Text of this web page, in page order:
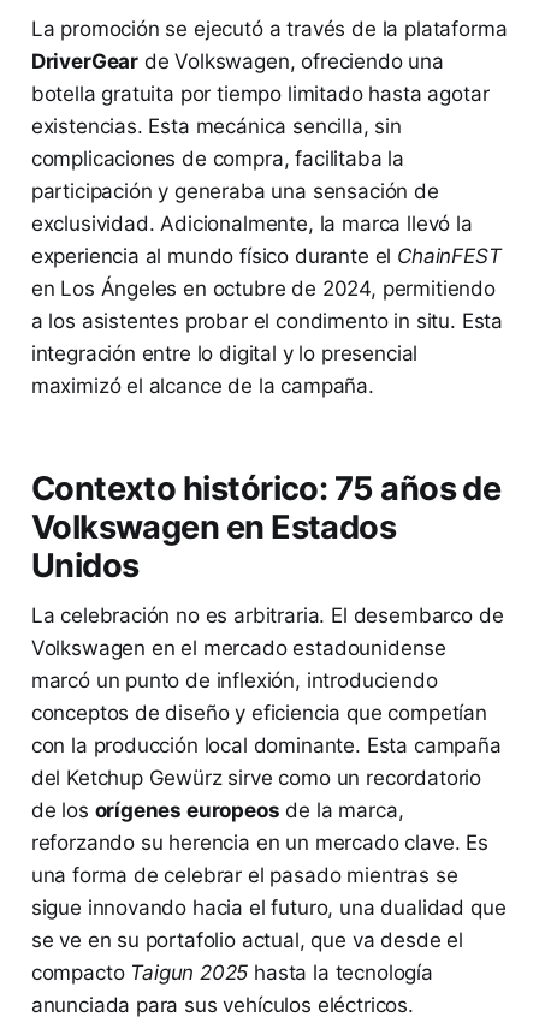
La promoción se ejecutó a través de la plataforma
DriverGear de Volkswagen, ofreciendo una
botella gratuita por tiempo limitado hasta agotar
existencias. Esta mecánica sencilla, sin
complicaciones de compra, facilitaba la
participación y generaba una sensación de
exclusividad. Adicionalmente, la marca llevó la
experiencia al mundo físico durante el ChainFEST
en Los Ángeles en octubre de 2024, permitiendo
a los asistentes probar el condimento in situ. Esta
integración entre lo digital y lo presencial
maximizó el alcance de la campaña.
Contexto histórico: 75 años de
Volkswagen en Estados
Unidos
La celebración no es arbitraria. El desembarco de
Volkswagen en el mercado estadounidense
marcó un punto de inflexión, introduciendo
conceptos de diseño y eficiencia que competían
con la producción local dominante. Esta campaña
del Ketchup Gewürz sirve como un recordatorio
de los orígenes europeos de la marca,
reforzando su herencia en un mercado clave. Es
una forma de celebrar el pasado mientras se
sigue innovando hacia el futuro, una dualidad que
se ve en su portafolio actual, que va desde el
compacto Taigun 2025 hasta la tecnología
anunciada para sus vehículos eléctricos.